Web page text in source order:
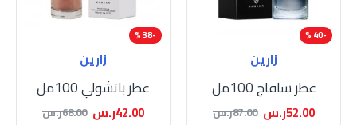
-40 %
زارين
عطر سافاج 100مل
52.00ر.س 87.00ر.س
-38 %
زارين
عطر باتشولي 100مل
42.00ر.س 68.00ر.س